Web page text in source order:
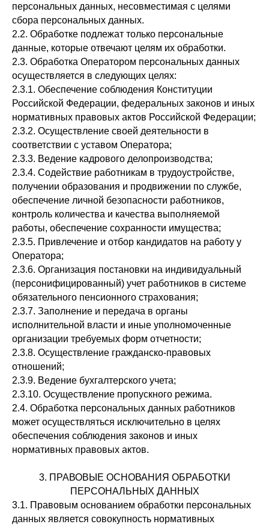
персональных данных, несовместимая с целями
сбора персональных данных.
2.2. Обработке подлежат только персональные
данные, которые отвечают целям их обработки.
2.3. Обработка Оператором персональных данных
осуществляется в следующих целях:
2.3.1. Обеспечение соблюдения Конституции
Российской Федерации, федеральных законов и иных
нормативных правовых актов Российской Федерации;
2.3.2. Осуществление своей деятельности в
соответствии с уставом Оператора;
2.3.3. Ведение кадрового делопроизводства;
2.3.4. Содействие работникам в трудоустройстве,
получении образования и продвижении по службе,
обеспечение личной безопасности работников,
контроль количества и качества выполняемой
работы, обеспечение сохранности имущества;
2.3.5. Привлечение и отбор кандидатов на работу у
Оператора;
2.3.6. Организация постановки на индивидуальный
(персонифицированный) учет работников в системе
обязательного пенсионного страхования;
2.3.7. Заполнение и передача в органы
исполнительной власти и иные уполномоченные
организации требуемых форм отчетности;
2.3.8. Осуществление гражданско-правовых
отношений;
2.3.9. Ведение бухгалтерского учета;
2.3.10. Осуществление пропускного режима.
2.4. Обработка персональных данных работников
может осуществляться исключительно в целях
обеспечения соблюдения законов и иных
нормативных правовых актов.
3. ПРАВОВЫЕ ОСНОВАНИЯ ОБРАБОТКИ
ПЕРСОНАЛЬНЫХ ДАННЫХ
3.1. Правовым основанием обработки персональных
данных является совокупность нормативных